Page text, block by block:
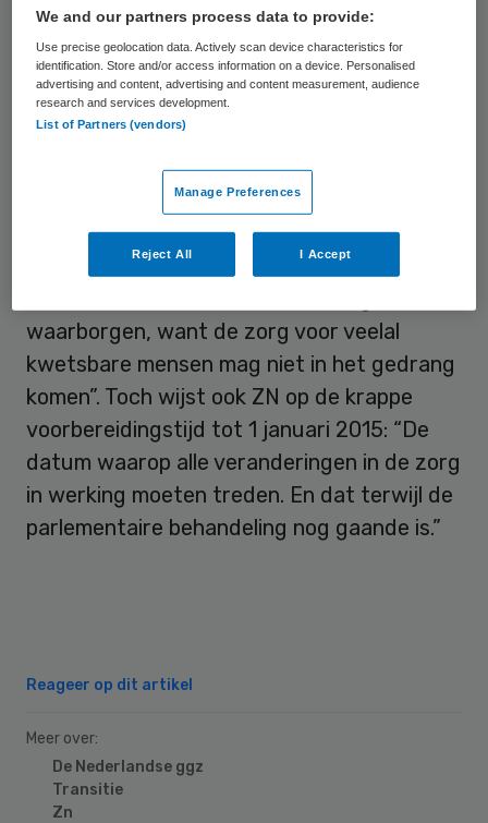
gezondheidszorg in 2015. “Het enorme
tempo van de transitie en decentralisatie
van de jeugd- en langdurige zorg en de
blijvende onduidelijkheid over de uitvoering
kwaliteit van zorg”, aldus GGZ Nederland.
Zorgverzekeraars Nederland (ZN) zegt dat
zorgverzekeraars “alles op alles zullen
waarborgen, want de zorg voor veelal
kwetsbare mensen mag niet in het gedrang
komen”. Toch wijst ook ZN op de krappe
voorbereidingstijd tot 1 januari 2015: “De
datum waarop alle veranderingen in de zorg
in werking moeten treden. En dat terwijl de
parlementaire behandeling nog gaande is.”
Reageer op dit artikel
Meer over:
De Nederlandse ggz
Transitie
Zn
We and our partners process data to provide:
Use precise geolocation data. Actively scan device characteristics for
identification. Store and/or access information on a device. Personalised
advertising and content, advertising and content measurement, audience
research and services development.
List of Partners (vendors)
Manage Preferences
Reject All I Accept